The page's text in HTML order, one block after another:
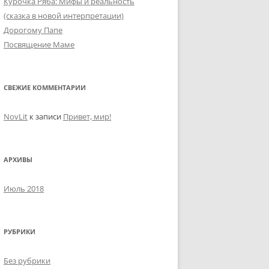
(сказка в новой интерпретации)
Дорогому Папе
Посвящение Маме
СВЕЖИЕ КОММЕНТАРИИ
NovLit к записи Привет, мир!
АРХИВЫ
Июль 2018
РУБРИКИ
Без рубрики